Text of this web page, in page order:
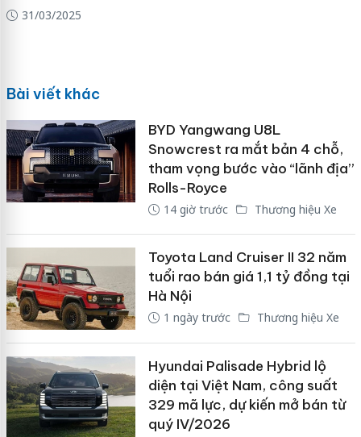
31/03/2025
Bài viết khác
BYD Yangwang U8L
Snowcrest ra mắt bản 4 chỗ,
tham vọng bước vào “lãnh địa”
Rolls-Royce
14 giờ trước Thương hiệu Xe
Toyota Land Cruiser II 32 năm
tuổi rao bán giá 1,1 tỷ đồng tại
Hà Nội
1 ngày trước Thương hiệu Xe
Hyundai Palisade Hybrid lộ
diện tại Việt Nam, công suất
329 mã lực, dự kiến mở bán từ
quý IV/2026